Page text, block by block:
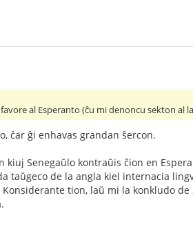
al Esperanto (ĉu mi denoncu sekton al
ĉar ĝi enhavas grandan ŝercon.
Senegaŭlo kontraŭis ĉion en
taŭgeco de la angla kiel internacia
tion, laŭ mi la konkludo